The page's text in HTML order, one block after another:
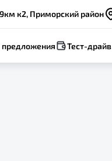
к2, Приморский район
Тест-драйв